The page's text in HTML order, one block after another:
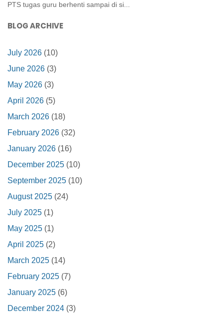
PTS tugas guru berhenti sampai di si...
BLOG ARCHIVE
July 2026 (10)
June 2026 (3)
May 2026 (3)
April 2026 (5)
March 2026 (18)
February 2026 (32)
January 2026 (16)
December 2025 (10)
September 2025 (10)
August 2025 (24)
July 2025 (1)
May 2025 (1)
April 2025 (2)
March 2025 (14)
February 2025 (7)
January 2025 (6)
December 2024 (3)